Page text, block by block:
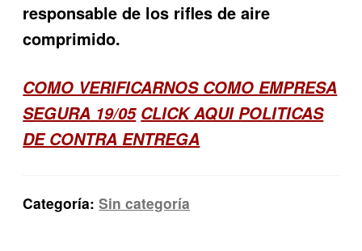
responsable de los rifles de aire
comprimido.
COMO VERIFICARNOS COMO EMPRESA
SEGURA 19/05 CLICK AQUI POLITICAS
DE CONTRA ENTREGA
Categoría:Sin categoría